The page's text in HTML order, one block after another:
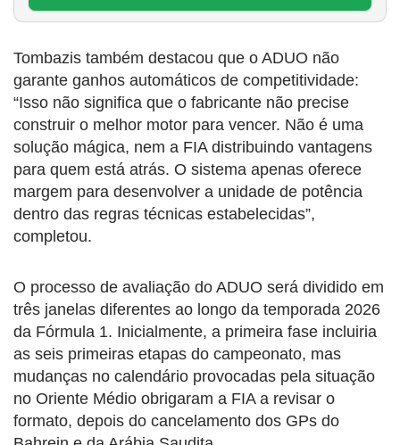
Tombazis também destacou que o ADUO não
garante ganhos automáticos de competitividade:
“Isso não significa que o fabricante não precise
construir o melhor motor para vencer. Não é uma
solução mágica, nem a FIA distribuindo vantagens
para quem está atrás. O sistema apenas oferece
margem para desenvolver a unidade de potência
dentro das regras técnicas estabelecidas”,
completou.
O processo de avaliação do ADUO será dividido em
três janelas diferentes ao longo da temporada 2026
da Fórmula 1. Inicialmente, a primeira fase incluiria
as seis primeiras etapas do campeonato, mas
mudanças no calendário provocadas pela situação
no Oriente Médio obrigaram a FIA a revisar o
formato, depois do cancelamento dos GPs do